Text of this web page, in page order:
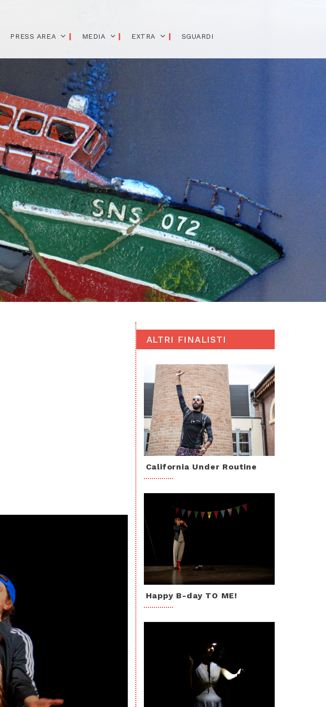
PRESS AREA MEDIA EXTRA SGUARDI
ALTRI FINALISTI
California Under Routine
Happy B-day TO ME!